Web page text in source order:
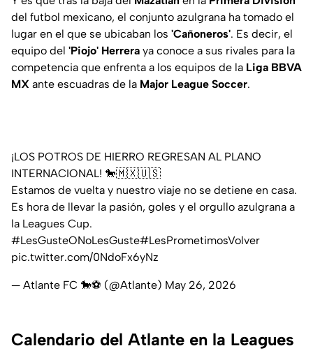
del futbol mexicano, el conjunto azulgrana ha tomado el
lugar en el que se ubicaban los 'Cañoneros'. Es decir, el
equipo del 'Piojo' Herrera ya conoce a sus rivales para la
competencia que enfrenta a los equipos de la Liga BBVA
MX ante escuadras de la Major League Soccer.
¡LOS POTROS DE HIERRO REGRESAN AL PLANO
INTERNACIONAL! 🐎🇲🇽🇺🇸
Estamos de vuelta y nuestro viaje no se detiene en casa.
Es hora de llevar la pasión, goles y el orgullo azulgrana a
la Leagues Cup.
#LesGusteONoLesGuste#LesPrometimosVolver
pic.twitter.com/0NdoFx6yNz
— Atlante FC 🐎⚽️ (@Atlante) May 26, 2026
Calendario del Atlante en la Leagues